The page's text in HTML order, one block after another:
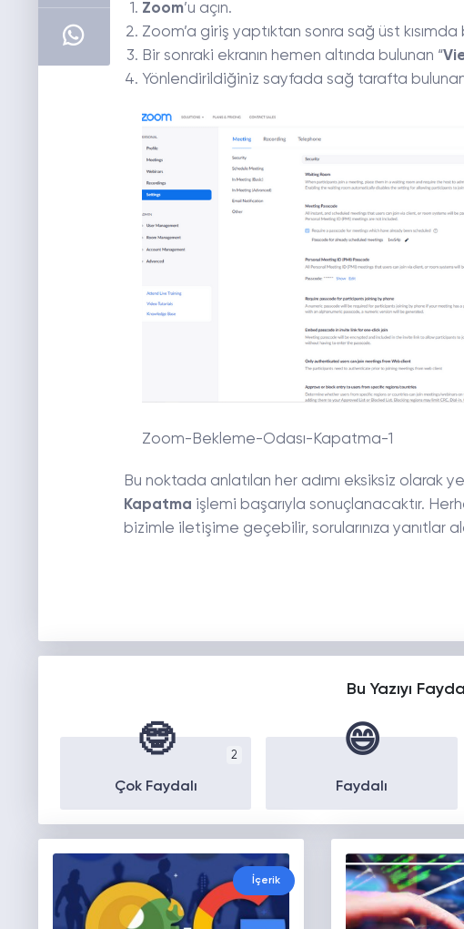
Zoom’u açın.
Zoom’a giriş yaptıktan sonra sağ üst kısımda
Bir sonraki ekranın hemen altında bulunan “
Yönlendirildiğiniz sayfada sağ tarafta
Zoom-Bekleme-Odası-Kapatma-1
Bu noktada anlatılan her adımı eksiksiz olarak
Kapatma işlemi başarıyla sonuçlanacaktır.
bizimle iletişime geçebilir, sorularınıza yanıtlar
Bu Yazıyı
2
🤓
Çok Faydalı
😄
Faydalı
İçerik